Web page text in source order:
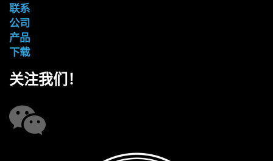
联系
公司
产品
下载
关注我们！